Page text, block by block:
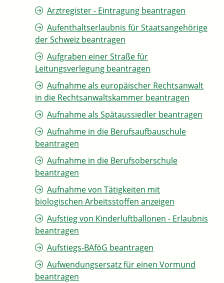
Arztregister - Eintragung beantragen
Aufenthaltserlaubnis für Staatsangehörige
der Schweiz beantragen
Aufgraben einer Straße für
Leitungsverlegung beantragen
Aufnahme als europäischer Rechtsanwalt
in die Rechtsanwaltskammer beantragen
Aufnahme als Spätaussiedler beantragen
Aufnahme in die Berufsaufbauschule
beantragen
Aufnahme in die Berufsoberschule
beantragen
Aufnahme von Tätigkeiten mit
biologischen Arbeitsstoffen anzeigen
Aufstieg von Kinderluftballonen - Erlaubnis
beantragen
Aufstiegs-BAföG beantragen
Aufwendungsersatz für einen Vormund
beantragen